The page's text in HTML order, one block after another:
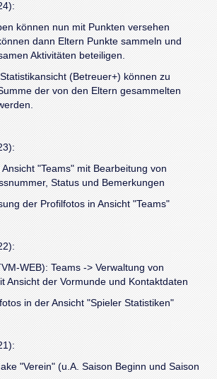
können nun mit Punkten versehen
dann Eltern Punkte sammeln und
Aktivitäten beteiligen.
(Betreuer+) können zu
der von den Eltern gesammelten
"Teams" mit Bearbeitung von
Status und Bemerkungen
der Profilfotos in Ansicht "Teams"
WEB): Teams -> Verwaltung von
Ansicht der Vormunde und Kontaktdaten
in der Ansicht "Spieler Statistiken"
"Verein" (u.A. Saison Beginn und Saison